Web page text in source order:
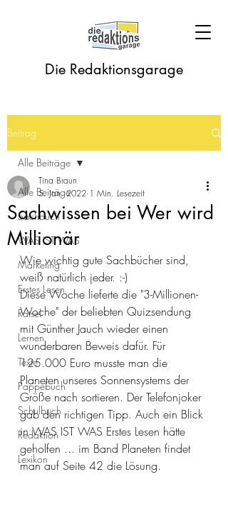
Die Redaktionsgarage
Beitrag
Alle Beiträge
Sachbuch
WAS IST WAS
Marketing
Erstes Lesen
Rätsel
Lernen
Texte
Pappebuch
Schulbuch
Redaktion
Lexikon
Alle Beiträge
Sachwissen bei Wer wird
Millionär
Tina Braun
5. Jan. 2022 1 Min. Lesezeit
Wie wichtig gute Sachbücher sind,
weiß natürlich jeder. :-)
Diese Woche lieferte die "3-Millionen-
Woche" der beliebten Quizsendung
mit Günther Jauch wieder einen
wunderbaren Beweis dafür. Für
125.000 Euro musste man die
Planeten unseres Sonnensystems der
Größe nach sortieren. Der Telefonjoker
gab den richtigen Tipp. Auch ein Blick
in WAS IST WAS Erstes Lesen hätte
geholfen ... im Band Planeten findet
man auf Seite 42 die Lösung.